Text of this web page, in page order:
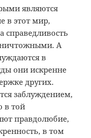
являются
в этот мир,
справедливость
ничтожными. А
в
они искренне
других.
заблуждением,
в той
правдолюбие,
в том